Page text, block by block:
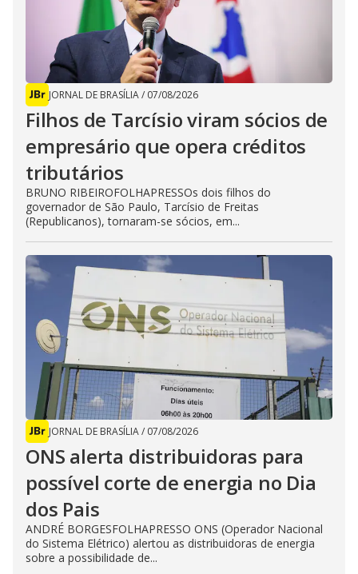
JORNAL DE BRASÍLIA/ 07/08/2026
Filhos de Tarcísio viram sócios de
empresário que opera créditos
tributários
BRUNO RIBEIROFOLHAPRESSOs dois filhos do
governador de São Paulo, Tarcísio de Freitas
(Republicanos), tornaram-se sócios, em...
JORNAL DE BRASÍLIA/ 07/08/2026
ONS alerta distribuidoras para
possível corte de energia no Dia
dos Pais
ANDRÉ BORGESFOLHAPRESSO ONS (Operador Nacional
do Sistema Elétrico) alertou as distribuidoras de energia
sobre a possibilidade de...